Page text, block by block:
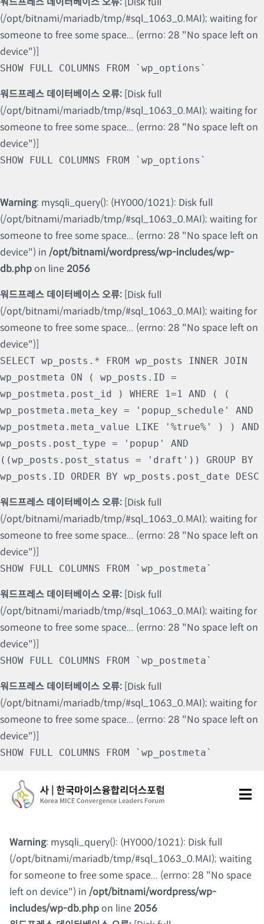
(/opt/bitnami/mariadb/tmp/#sql_1063_0.MAI); waiting for
someone to free some space... (errno: 28 "No space left on
device")]
SHOW FULL COLUMNS FROM `wp_options`
워드프레스 데이터베이스 오류: [Disk full
(/opt/bitnami/mariadb/tmp/#sql_1063_0.MAI); waiting for
someone to free some space... (errno: 28 "No space left on
device")]
SHOW FULL COLUMNS FROM `wp_options`
Warning: mysqli_query(): (HY000/1021): Disk full
(/opt/bitnami/mariadb/tmp/#sql_1063_0.MAI); waiting for
someone to free some space... (errno: 28 "No space left on
device") in /opt/bitnami/wordpress/wp-includes/wp-
db.php on line2056
워드프레스 데이터베이스 오류: [Disk full
(/opt/bitnami/mariadb/tmp/#sql_1063_0.MAI); waiting for
someone to free some space... (errno: 28 "No space left on
device")]
SELECT wp_posts.* FROM wp_posts INNER JOIN
wp_postmeta ON ( wp_posts.ID =
wp_postmeta.post_id ) WHERE 1=1 AND ( (
wp_postmeta.meta_key = 'popup_schedule' AND
wp_postmeta.meta_value LIKE '%true%' ) ) AND
wp_posts.post_type = 'popup' AND
((wp_posts.post_status = 'draft')) GROUP BY
wp_posts.ID ORDER BY wp_posts.post_date DESC
워드프레스 데이터베이스 오류: [Disk full
(/opt/bitnami/mariadb/tmp/#sql_1063_0.MAI); waiting for
someone to free some space... (errno: 28 "No space left on
device")]
SHOW FULL COLUMNS FROM `wp_postmeta`
워드프레스 데이터베이스 오류: [Disk full
(/opt/bitnami/mariadb/tmp/#sql_1063_0.MAI); waiting for
someone to free some space... (errno: 28 "No space left on
device")]
SHOW FULL COLUMNS FROM `wp_postmeta`
워드프레스 데이터베이스 오류: [Disk full
(/opt/bitnami/mariadb/tmp/#sql_1063_0.MAI); waiting for
someone to free some space... (errno: 28 "No space left on
device")]
SHOW FULL COLUMNS FROM `wp_postmeta`
content
포럼소식
칼럼 및 기고
Warning: mysqli_query(): (HY000/1021): Disk full
(/opt/bitnami/mariadb/tmp/#sql_1063_0.MAI); waiting
for someone to free some space... (errno: 28 "No space
left on device") in /opt/bitnami/wordpress/wp-
includes/wp-db.phpon line2056